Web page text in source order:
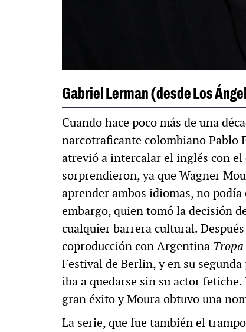
Gabriel Lerman (desde Los
Cuando hace poco más de una
narcotraficante colombiano Pablo
atrevió a intercalar el inglés con
sorprendieron, ya que Wagner
aprender ambos idiomas, no
embargo, quien tomó la decisión
cualquier barrera cultural.
coproducción con Argentina
Festival de Berlin, y en su
iba a quedarse sin su actor
gran éxito y Moura obtuvo una
La serie, que fue también el